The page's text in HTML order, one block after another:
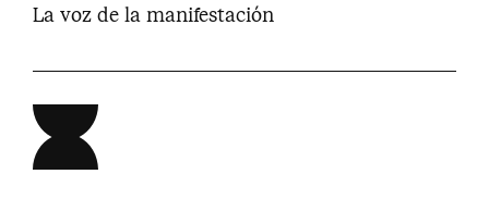
La voz de la manifestación